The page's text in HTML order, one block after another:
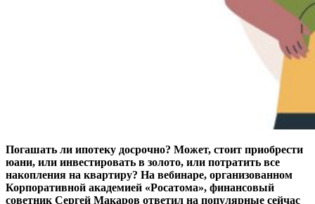
Погашать ли ипотеку досрочно? Может, стоит приобрести
юани, или инвестировать в золото, или потратить все
накопления на квартиру? На вебинаре, организованном
Корпоративной академией «Росатома», финансовый
советник Сергей Макаров ответил на популярные сейчас